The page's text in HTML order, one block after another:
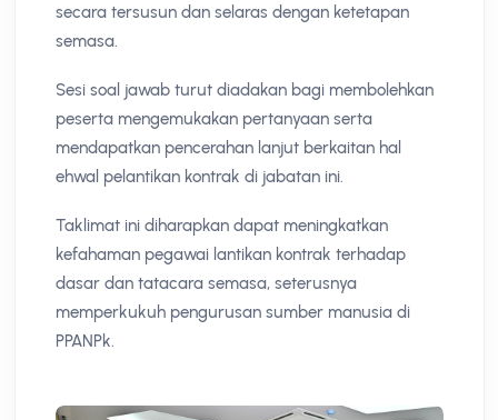
secara tersusun dan selaras dengan ketetapan
semasa.
Sesi soal jawab turut diadakan bagi membolehkan
peserta mengemukakan pertanyaan serta
mendapatkan pencerahan lanjut berkaitan hal
ehwal pelantikan kontrak di jabatan ini.
Taklimat ini diharapkan dapat meningkatkan
kefahaman pegawai lantikan kontrak terhadap
dasar dan tatacara semasa, seterusnya
memperkukuh pengurusan sumber manusia di
PPANPk.